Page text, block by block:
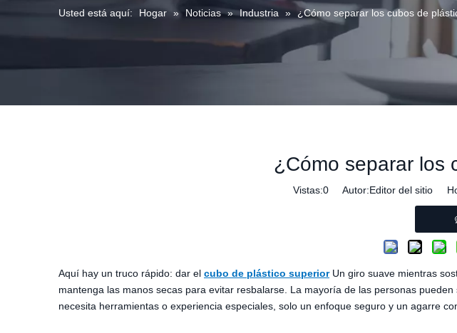
Usted está aquí: Hogar » Noticias » Industria » ¿Cómo separar los cubos de
¿Cómo separar los
Vistas:0 Autor:Editor del sitio
Aquí hay un truco rápido: dar el cubo de plástico superiorUn giro suave mientras
mantenga las manos secas para evitar resbalarse. La mayoría de las personas
necesita herramientas o experiencia especiales, solo un enfoque seguro y un agarre